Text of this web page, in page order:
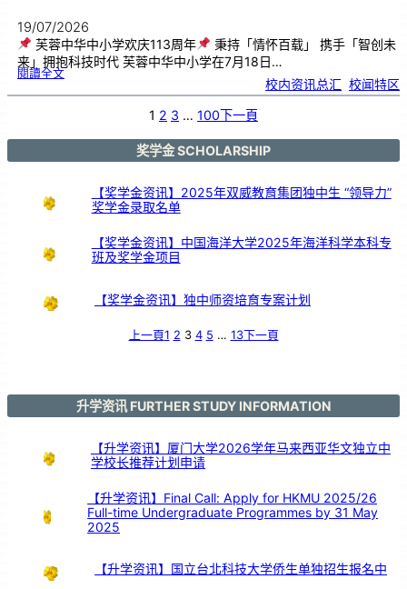
19/07/2026
芙蓉中华中小学欢庆113周年
秉持「情怀百载」 携手「智创未
来」拥抱科技时代 芙蓉中华中小学在7月18日…
閱讀全文:芙
中
华
1
1
年
校内资讯总汇 校闻特区
1 2 3 … 100下一頁
奖学金 SCHOLARSHIP
【奖学金资讯】2025年双威教育集团独中生 “领导力”
奖学金录取名单
【奖学金资讯】中国海洋大学2025年海洋科学本科专
班及奖学金项目
【奖学金资讯】独中师资培育专案计划
上一頁1 2 3 4 5 … 13下一頁
升学资讯 FURTHER STUDY INFORMATION
【升学资讯】厦门大学2026学年马来西亚华文独立中
学校长推荐计划申请
【升学资讯】Final Call: Apply for HKMU 2025/26
Full-time Undergraduate Programmes by 31 May
2025
【升学资讯】国立台北科技大学侨生单独招生报名中